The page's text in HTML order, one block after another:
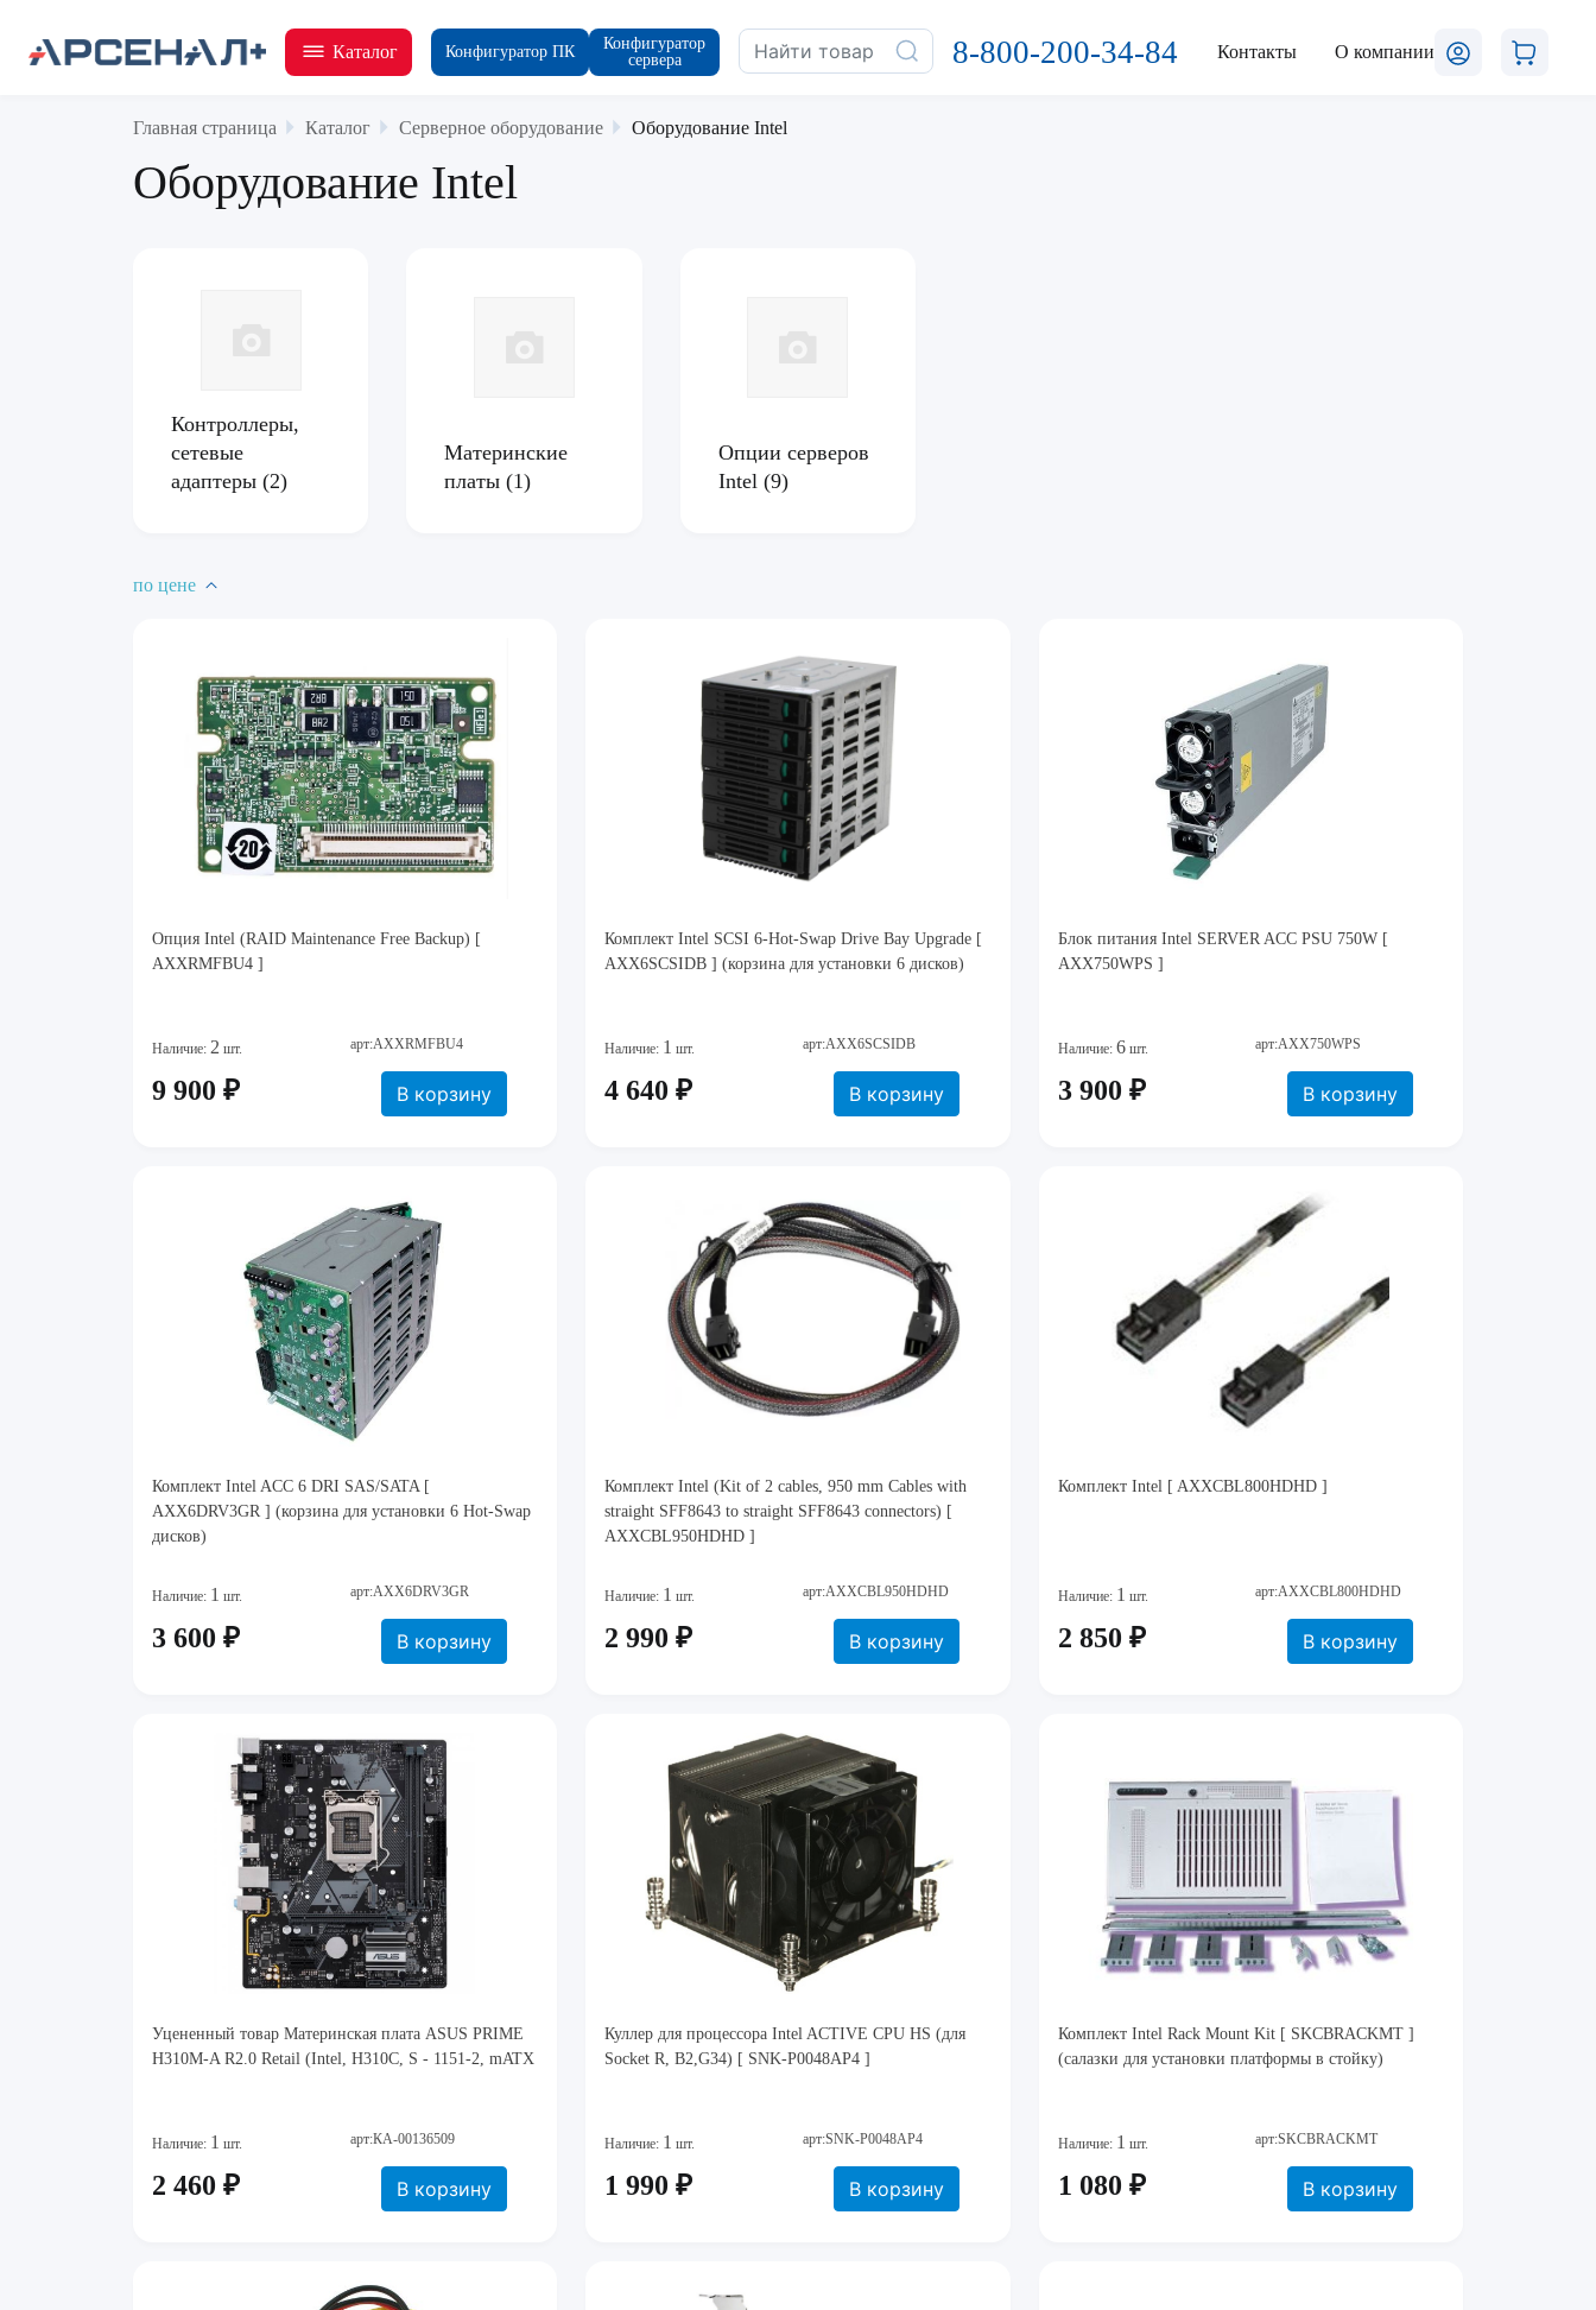
Каталог Конфигуратор ПК
Конфигуратор
сервера
8-800-200-34-84 Контакты О компании
Главная страница Каталог Серверное оборудование Оборудование Intel
Оборудование Intel
Контроллеры,
сетевые
адаптеры (2)
Материнские
платы(1)
Опции серверов
Intel (9)
по цене
Опция Intel (RAID Maintenance Free Backup) [
AXXRMFBU4 ]
Наличие: 2 шт. арт:AXXRMFBU4
9 900 ₽ В корзину
Комплект Intel SCSI 6-Hot-Swap Drive Bay Upgrade [
AXX6SCSIDB ] (корзина для установки 6 дисков)
Наличие: 1 шт. арт:AXX6SCSIDB
4 640 ₽ В корзину
Блок питания Intel SERVER ACC PSU 750W [
AXX750WPS ]
Наличие: 6шт. арт:AXX750WPS
3 900 ₽ В корзину
Комплект Intel ACC 6 DRI SAS/SATA [
AXX6DRV3GR ] (корзина для установки 6 Hot-Swap
дисков)
Наличие: 1 шт. арт:AXX6DRV3GR
3 600 ₽ В корзину
Комплект Intel (Kit of 2 cables, 950 mm Cables with
straight SFF8643 to straight SFF8643 connectors) [
AXXCBL950HDHD ]
Наличие: 1 шт. арт:AXXCBL950HDHD
2 990 ₽ В корзину
Комплект Intel [ AXXCBL800HDHD ]
Наличие: 1 шт. арт:AXXCBL800HDHD
2 850 ₽ В корзину
Уцененный товар Материнская плата ASUS PRIME
H310M-A R2.0 Retail (Intel, H310C, S - 1151-2, mATX
Наличие: 1 шт. арт:КА-00136509
2 460 ₽ В корзину
Куллер для процессора Intel ACTIVE CPU HS (для
Socket R, B2,G34) [ SNK-P0048AP4 ]
Наличие: 1 шт. арт:SNK-P0048AP4
1 990 ₽ В корзину
Комплект Intel Rack Mount Kit [ SKCBRACKMT ]
(салазки для установки платформы в стойку)
Наличие: 1 шт. арт:SKCBRACKMT
1 080 ₽ В корзину